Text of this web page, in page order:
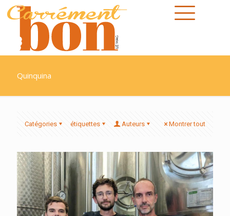
Quinquina
Catégories étiquettes Auteurs Montrer tout